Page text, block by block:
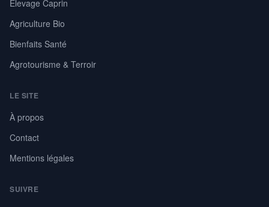
Élevage Caprin
Agriculture Bio
Bienfaits Santé
Agrotourisme & Terroir
LE SITE
À propos
Contact
Mentions légales
SUIVRE